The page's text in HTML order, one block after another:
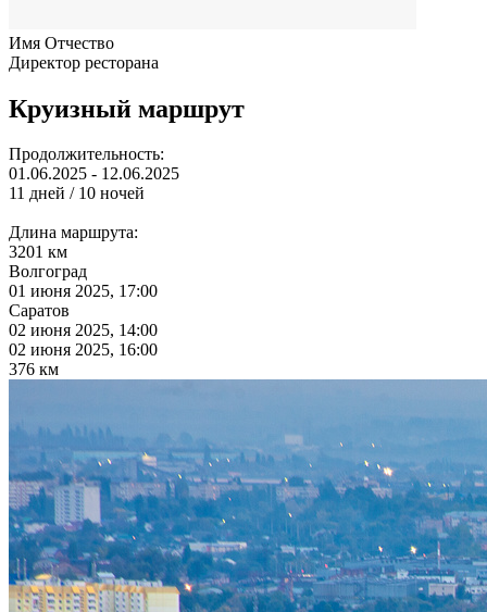
Имя Отчество
Директор ресторана
Круизный маршрут
Продолжительность:
01.06.2025 - 12.06.2025
11 дней / 10 ночей
Длина маршрута:
3201 км
Волгоград
01 июня 2025, 17:00
Саратов
02 июня 2025, 14:00
02 июня 2025, 16:00
376 км